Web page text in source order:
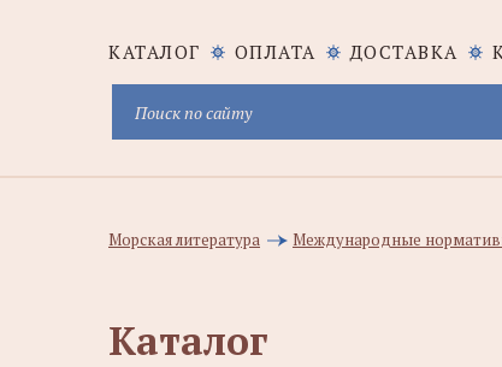
КАТАЛОГ ОПЛАТА ДОСТАВКА
Морская литература Международные
Каталог